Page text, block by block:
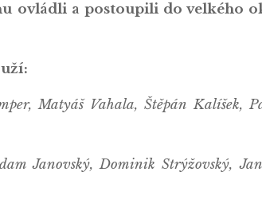
ovládli a postoupili do velkého
Matyáš Vahala, Štěpán Kalíšek,
Janovský, Dominik Strýžovský,